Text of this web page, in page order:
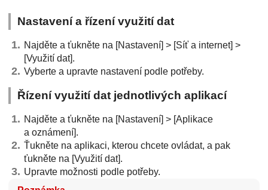
Nastavení a řízení využití dat
Najděte a ťukněte na [Nastavení] > [Síť a internet] >
[Využití dat].
Vyberte a upravte nastavení podle potřeby.
Řízení využití dat jednotlivých aplikací
Najděte a ťukněte na [Nastavení] > [Aplikace
a oznámení].
Ťukněte na aplikaci, kterou chcete ovládat, a pak
ťukněte na [Využití dat].
Upravte možnosti podle potřeby.